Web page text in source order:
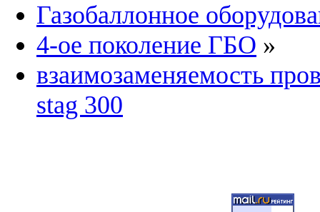
Газобаллонное
4-ое поколение ГБО »
взаимозаменяемость
stag 300